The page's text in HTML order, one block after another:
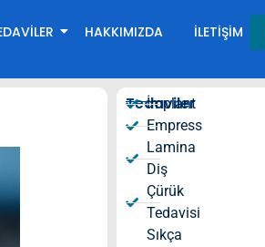
HAKKIMIZDA İLETIŞIM
Tedaviler
İmplant​
Empress
Lamina
Diş
Çürük
Tedavisi
Sıkça